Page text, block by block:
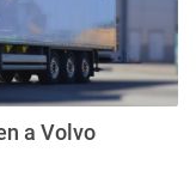
a Volvo